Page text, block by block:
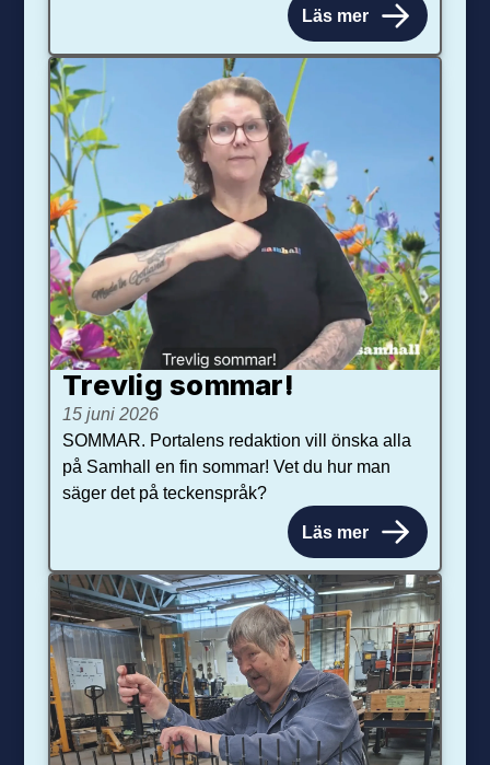
Läs mer
Trevlig sommar!
15 juni 2026
SOMMAR. Portalens redaktion vill önska alla
på Samhall en fin sommar! Vet du hur man
säger det på teckenspråk?
Läs mer